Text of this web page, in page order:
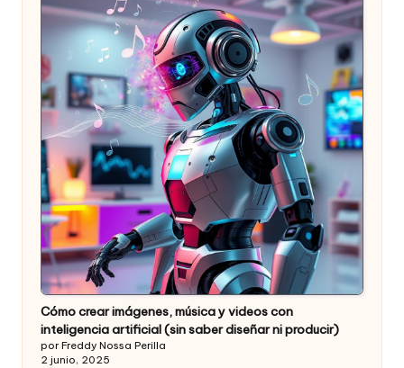
Cómo crear imágenes, música y videos con
inteligencia artificial (sin saber diseñar ni producir)
por Freddy Nossa Perilla
2 junio, 2025